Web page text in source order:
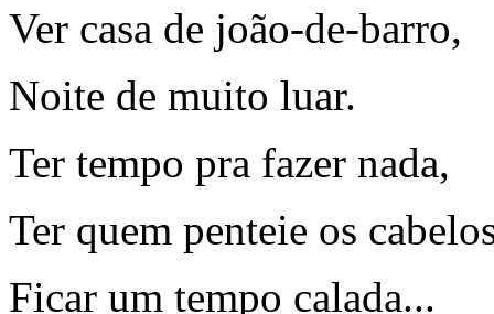
Ver casa de joão-de-barro,
Noite de muito luar.
Ter tempo pra fazer nada,
Ter quem penteie os
Ficar um tempo calada...